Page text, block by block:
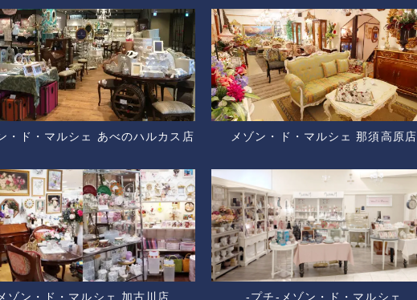
・ド・マルシェ あべのハルカス店 メゾン・ド・マルシェ 那須高原店
メゾン・ド・マルシェ 加古川店 -プチ-メゾン・ド・マルシェ